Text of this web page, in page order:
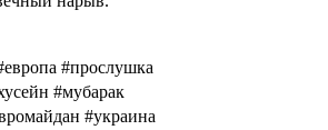
#прослушка
#мубарак
#украина